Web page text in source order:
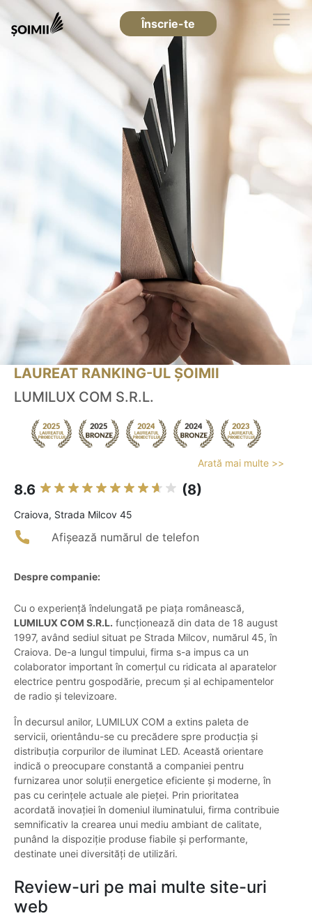
Înscrie-te
LAUREAT RANKING-UL ȘOIMII
LUMILUX COM S.R.L.
Arată mai multe >>
8.6 (8)
Craiova, Strada Milcov 45
Afișează numărul de telefon
Despre companie:
Cu o experiență îndelungată pe piața românească,
LUMILUX COM S.R.L. funcționează din data de 18 august
1997, având sediul situat pe Strada Milcov, numărul 45, în
Craiova. De-a lungul timpului, firma s-a impus ca un
colaborator important în comerțul cu ridicata al aparatelor
electrice pentru gospodărie, precum și al echipamentelor
de radio și televizoare.
În decursul anilor, LUMILUX COM a extins paleta de
servicii, orientându-se cu precădere spre producția și
distribuția corpurilor de iluminat LED. Această orientare
indică o preocupare constantă a companiei pentru
furnizarea unor soluții energetice eficiente și moderne, în
pas cu cerințele actuale ale pieței. Prin prioritatea
acordată inovației în domeniul iluminatului, firma contribuie
semnificativ la crearea unui mediu ambiant de calitate,
punând la dispoziție produse fiabile și performante,
destinate unei diversități de utilizări.
Review-uri pe mai multe site-uri
web